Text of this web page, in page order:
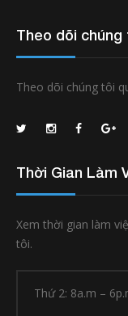
Theo dõi chúng
Theo dõi chúng tôi
Thời Gian Làm
Xem thời gian làm
tôi.
Thứ 2: 8a.m –